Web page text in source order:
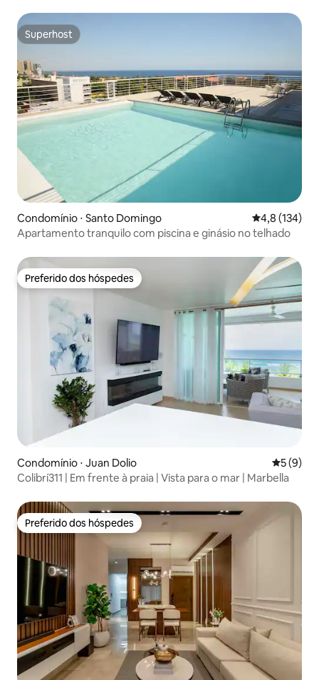
Superhost
Superhost
Condomínio ⋅ Santo Domingo 4,8 de uma
4,8 (134)
Apartamento tranquilo com piscina e ginásio no telhado
Preferido dos hóspedes
Preferido dos hóspedes
Condomínio ⋅ Juan Dolio 5 de
5 (9)
Colibrí311 | Em frente à praia | Vista para o mar | Marbella
Preferido dos hóspedes
Preferido dos hóspedes